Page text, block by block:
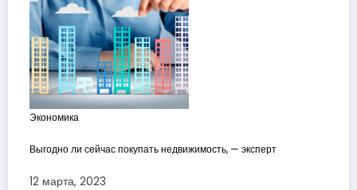
Экономика
Выгодно ли сейчас покупать недвижимость, — эксперт
12 марта, 2023